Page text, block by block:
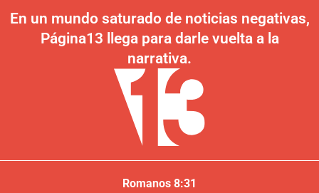
En un mundo saturado de noticias negativas,
Página13 llega para darle vuelta a la
narrativa.
Romanos 8:31